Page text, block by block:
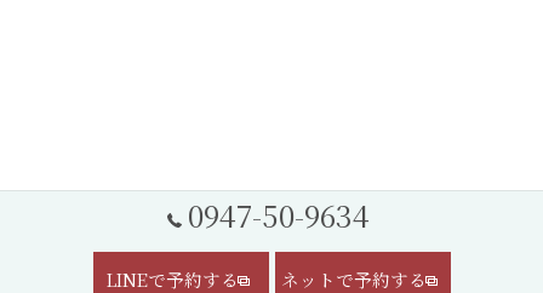
0947-50-9634
LINEで予約する ネットで予約する